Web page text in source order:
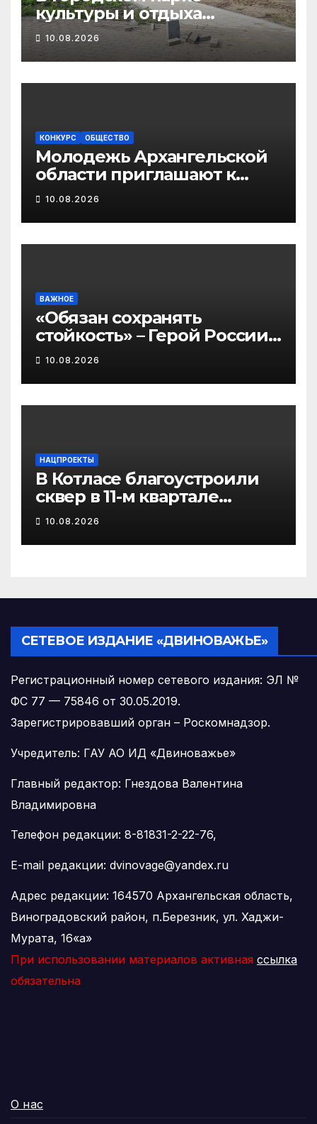
культуры и отдыха
Новодвинска в активной
фазе обустройство
тротуаров и подготовка к
асфальтированию
10.08.2026
КОНКУРС ОБЩЕСТВО
Молодежь Архангельской
области приглашают к
участию в творческом
конкурсе «Связующая нить
народов России»
10.08.2026
ВАЖНОЕ
«Обязан сохранять
стойкость» – Герой России
Владислав Головин о цене
высокого звания
10.08.2026
НАЦПРОЕКТЫ
В Котласе благоустроили
сквер в 11-м квартале
Южного района
10.08.2026
СЕТЕВОЕ ИЗДАНИЕ «ДВИНОВАЖЬЕ»
Регистрационный номер сетевого издания: ЭЛ №
ФС 77 — 75846 от 30.05.2019.
Зарегистрировавший орган – Роскомнадзор.
Учредитель: ГАУ АО ИД «Двиноважье»
Главный редактор: Гнездова Валентина
Владимировна
Телефон редакции: 8-81831-2-22-76,
E-mail редакции: dvinovage@yandex.ru
Адрес редакции: 164570 Архангельская область,
Виноградовский район, п.Березник, ул. Хаджи-
Мурата, 16«а»
При использовании материалов активная ссылка
обязательна
О нас